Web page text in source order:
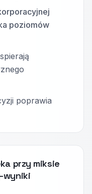
poziomów
poprawia
przy miksie